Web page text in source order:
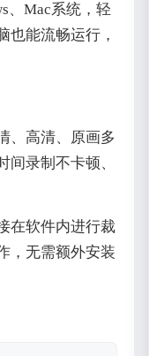
、Mac系统，轻
也能流畅运行，
、高清、原画多
录制不卡顿、
在软件内进行裁
，无需额外安装